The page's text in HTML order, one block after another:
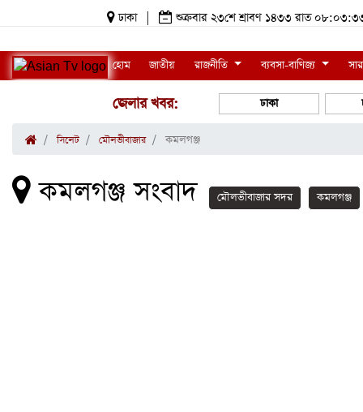
ঢাকা শুক্রবার ২৩শে শ্রাবণ ১৪৩৩ রাত
হোম জাতীয় রাজনীতি ব্যবসা-বাণিজ্য
জেলার খবর: ঢাকা
সিলেট মৌলভীবাজার কমলগঞ্জ
কমলগঞ্জ সংবাদ মৌলভীবাজার সদর কমলগঞ্জ